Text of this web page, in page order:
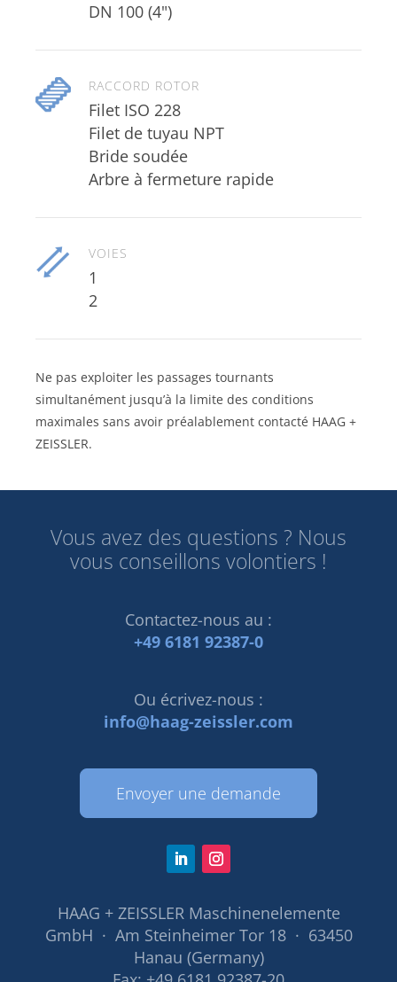
DN 100 (4")
RACCORD ROTOR
Filet ISO 228
Filet de tuyau NPT
Bride soudée
Arbre à fermeture rapide
VOIES
1
2
Ne pas exploiter les passages tournants
simultanément jusqu’à la limite des conditions
maximales sans avoir préalablement contacté HAAG +
ZEISSLER.
Vous avez des questions ? Nous
vous conseillons volontiers !
Contactez-nous au :
+49 6181 92387-0
Ou écrivez-nous :
info@haag-zeissler.com
Envoyer une demande
HAAG + ZEISSLER Maschinenelemente
GmbH · Am Steinheimer Tor 18 · 63450
Hanau (Germany)